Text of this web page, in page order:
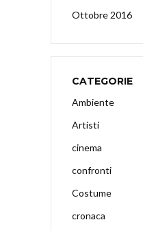
Ottobre 2016
CATEGORIE
Ambiente
Artisti
cinema
confronti
Costume
cronaca